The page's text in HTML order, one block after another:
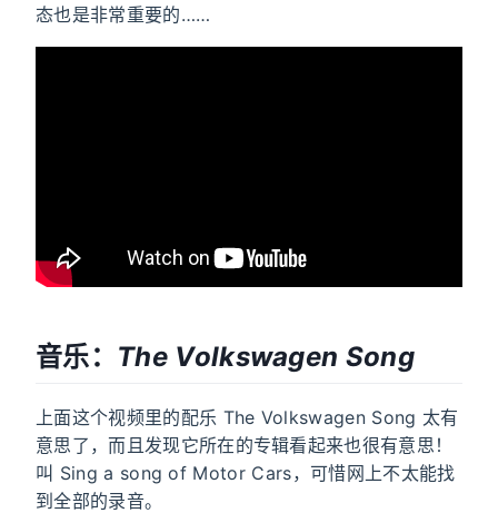
态也是非常重要的……
音乐： The Volkswagen Song
上面这个视频里的配乐 The Volkswagen Song 太有
意思了，而且发现它所在的专辑看起来也很有意思！
叫 Sing a song of Motor Cars，可惜网上不太能找
到全部的录音。